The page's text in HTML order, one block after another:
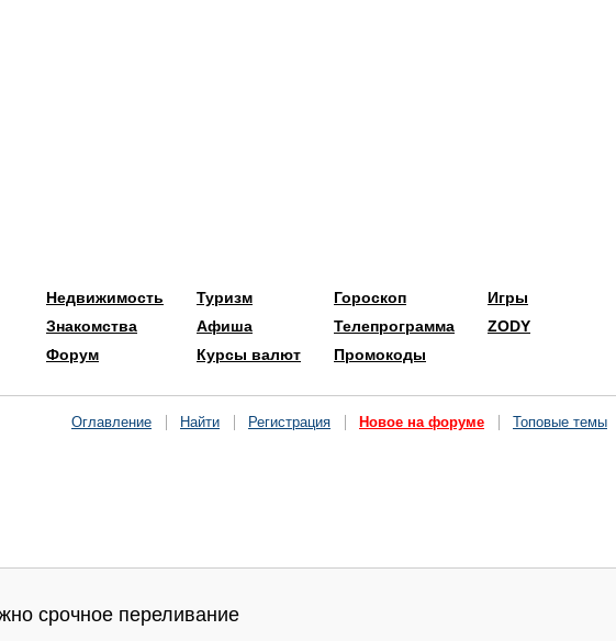
Недвижимость
Знакомства
Форум
Туризм
Афиша
Курсы валют
Гороскоп
Телепрограмма
Промокоды
Игры
ZODY
Оглавление Найти Регистрация Новое на форуме Топовые темы
срочное переливание